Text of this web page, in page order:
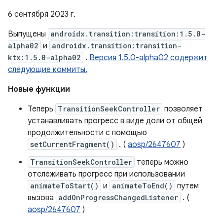
6 сентября 2023 г.
Выпущены androidx.transition:transition:1.5.0-
alpha02 и androidx.transition:transition-
ktx:1.5.0-alpha02 . Версия 1.5.0-alpha02 содержит
следующие коммиты.
Новые функции
Теперь TransitionSeekController позволяет
устанавливать прогресс в виде доли от общей
продолжительности с помощью
setCurrentFragment() . ( aosp/2647607 )
TransitionSeekController теперь можно
отслеживать прогресс при использовании
animateToStart() и animateToEnd() путем
вызова addOnProgressChangedListener . (
aosp/2647607 )